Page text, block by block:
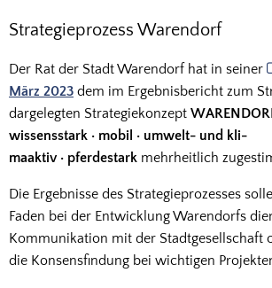
Strategieprozess Warendorf
Der Rat der Stadt Warendorf hat in seiner
März 2023 dem im Ergebnisbericht zum
dargelegten Strategiekonzept
wissensstark · mobil · umwelt- und kli-
maaktiv · pferdestark mehrheitlich
Die Ergebnisse des Strategieprozesses
Faden bei der Entwicklung Warendorfs
Kommunikation mit der Stadtgesellschaft
die Konsensfindung bei wichtigen